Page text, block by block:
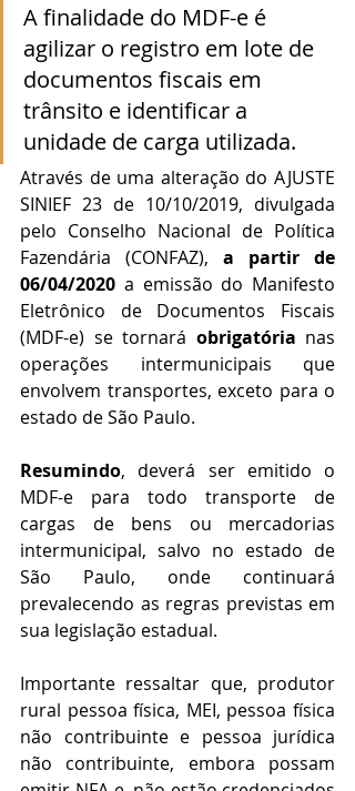
A finalidade do MDF-e é
agilizar o registro em lote de
documentos fiscais em
trânsito e identificar a
unidade de carga utilizada.
Através de uma alteração do AJUSTE
SINIEF 23 de 10/10/2019, divulgada
pelo Conselho Nacional de Política
Fazendária (CONFAZ), a partir de
06/04/2020 a emissão do Manifesto
Eletrônico de Documentos Fiscais
(MDF-e) se tornará obrigatória nas
operações intermunicipais que
envolvem transportes, exceto para o
estado de São Paulo.
Resumindo, deverá ser emitido o
MDF-e para todo transporte de
cargas de bens ou mercadorias
intermunicipal, salvo no estado de
São Paulo, onde continuará
prevalecendo as regras previstas em
sua legislação estadual.
Importante ressaltar que, produtor
rural pessoa física, MEI, pessoa física
não contribuinte e pessoa jurídica
não contribuinte, embora possam